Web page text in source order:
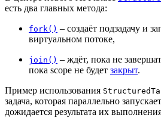
есть два главных метода:
fork() – создаёт подзадачу и
виртуальном потоке,
join() – ждёт, пока не
пока scope не будет закрыт.
Пример использования
задача, которая параллельно
дожидается результата их